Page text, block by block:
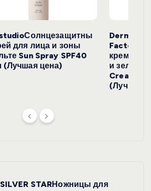
с
е
й
для лица и зоны
Sun Spray SPF40
(Лучшая цена)
Derma
крем с
и
Cream
(Лучшая
SILVER STARНожницы для